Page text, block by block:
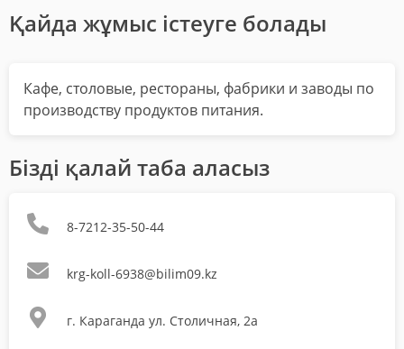
Қайда жұмыс істеуге болады
Кафе, столовые, рестораны, фабрики и заводы по
производству продуктов питания.
Бізді қалай таба аласыз
8-7212-35-50-44
krg-koll-6938@bilim09.kz
г. Караганда ул. Столичная, 2а